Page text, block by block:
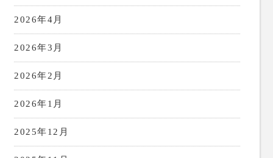
2026年4月
2026年3月
2026年2月
2026年1月
2025年12月